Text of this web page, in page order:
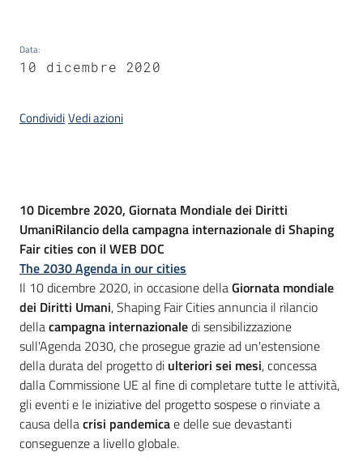
Data:
10 dicembre 2020
CondividiVedi azioni
Introduzione
10 Dicembre 2020, Giornata Mondiale dei Diritti
UmaniRilancio della campagna internazionale di Shaping
Fair cities con il WEB DOC
The 2030 Agenda in our cities
Il 10 dicembre 2020, in occasione dellaGiornata mondiale
dei Diritti Umani, Shaping Fair Cities annuncia il rilancio
dellacampagna internazionaledi sensibilizzazione
sull'Agenda 2030, che prosegue grazie ad un'estensione
della durata del progetto di ulteriori sei mesi, concessa
dalla Commissione UE al fine di completare tutte le attività,
gli eventi e le iniziative del progetto sospese o rinviate a
causa dellacrisi pandemicae delle sue devastanti
conseguenze a livello globale.